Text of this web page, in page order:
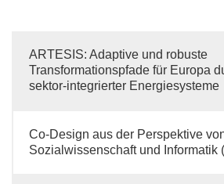
ARTESIS: Adaptive und robuste
Transformationspfade für Europa
sektor-integrierter Energiesysteme
Co-Design aus der Perspektive
Sozialwissenschaft und Informatik